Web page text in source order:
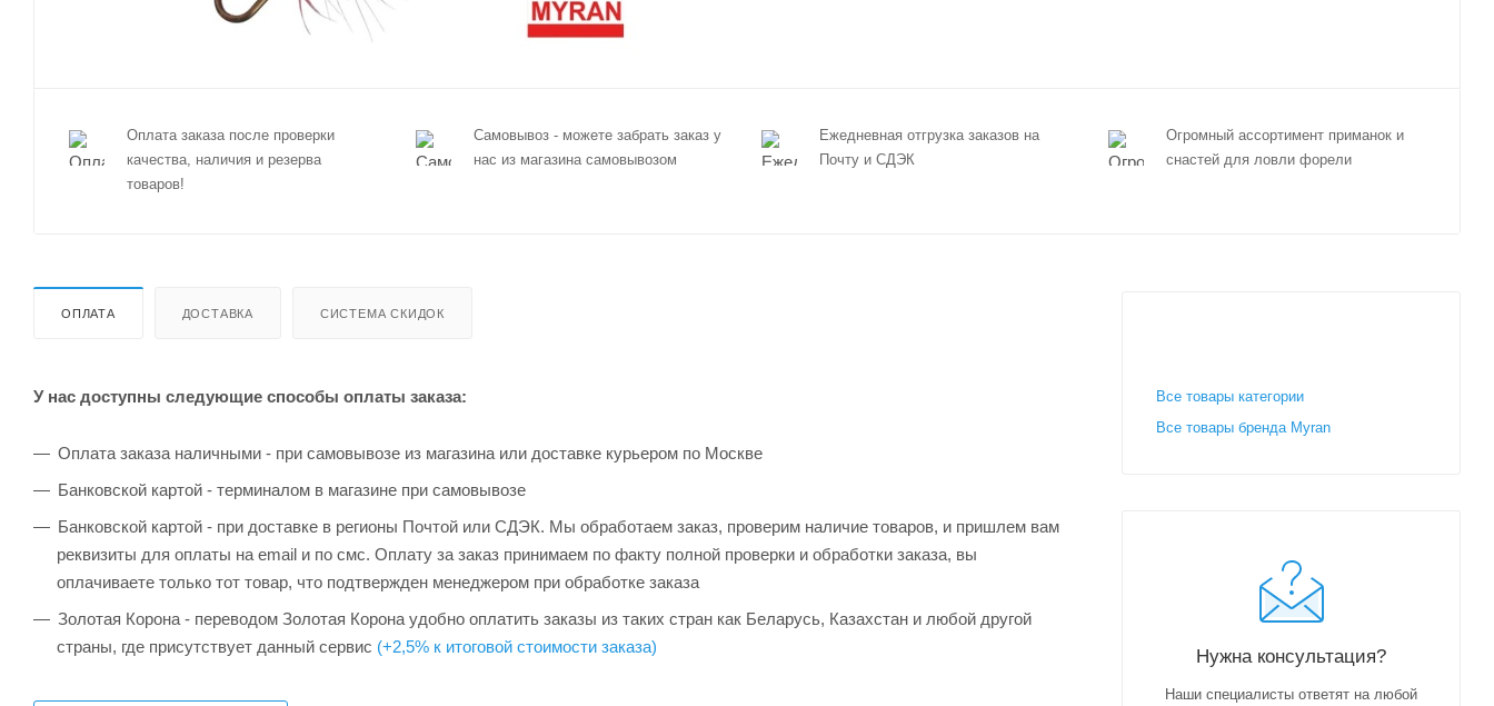
Оплата заказа после проверки
качества, наличия и резерва
товаров!
Самовывоз - можете забрать заказ у
нас из магазина самовывозом
Ежедневная отгрузка заказов на
Почту и СДЭК
Огромный ассортимент приманок и
снастей для ловли форели
ОПЛАТА ДОСТАВКА СИСТЕМА СКИДОК
У нас доступны следующие способы оплаты заказа:
Оплата заказа наличными - при самовывозе из магазина или доставке курьером по Москве
Банковской картой - терминалом в магазине при самовывозе
Банковской картой - при доставке в регионы Почтой или СДЭК. Мы обработаем заказ, проверим наличие товаров, и пришлем вам
реквизиты для оплаты на email и по смс. Оплату за заказ принимаем по факту полной проверки и обработки заказа, вы
оплачиваете только тот товар, что подтвержден менеджером при обработке заказа
Золотая Корона - переводом Золотая Корона удобно оплатить заказы из таких стран как Беларусь, Казахстан и любой другой
страны, где присутствует данный сервис (+2,5% к итоговой стоимости заказа)
Все товары категории
Все товары бренда Myran
Нужна консультация?
Наши специалисты ответят на любой